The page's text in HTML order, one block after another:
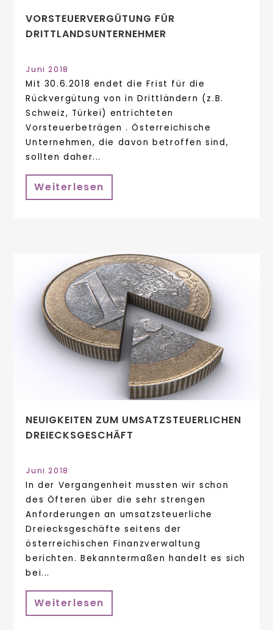
VORSTEUERVERGÜTUNG FÜR
DRITTLANDSUNTERNEHMER
Juni 2018
Mit 30.6.2018 endet die Frist für die
Rückvergütung von in Drittländern (z.B.
Schweiz, Türkei) entrichteten
Vorsteuerbeträgen . Österreichische
Unternehmen, die davon betroffen sind,
sollten daher...
Weiterlesen
NEUIGKEITEN ZUM UMSATZSTEUERLICHEN
DREIECKSGESCHÄFT
Juni 2018
In der Vergangenheit mussten wir schon
des Öfteren über die sehr strengen
Anforderungen an umsatzsteuerliche
Dreiecksgeschäfte seitens der
österreichischen Finanzverwaltung
berichten. Bekanntermaßen handelt es sich
bei...
Weiterlesen